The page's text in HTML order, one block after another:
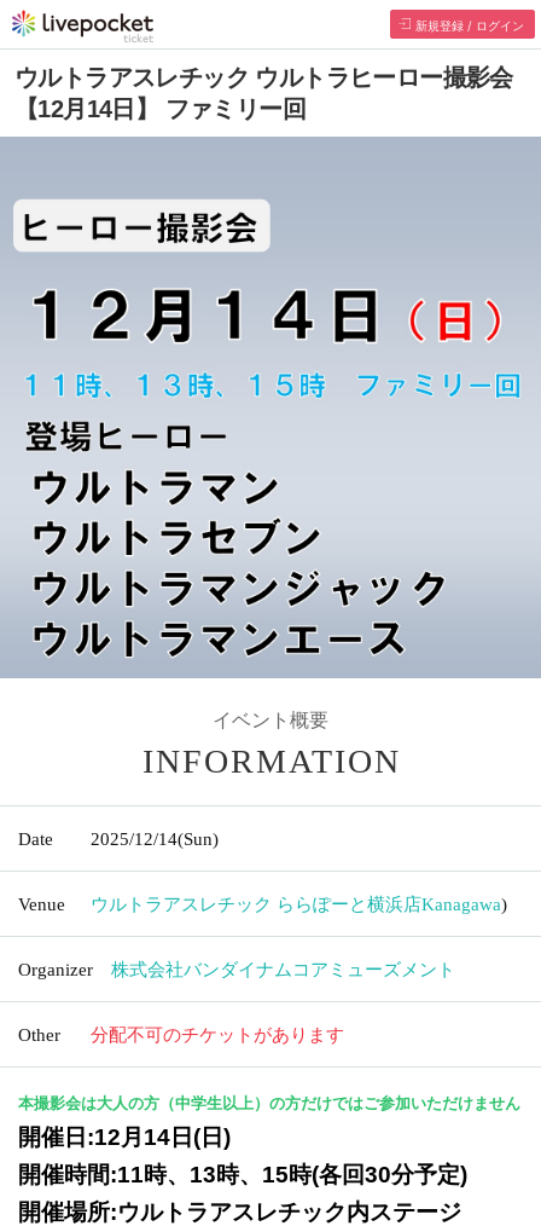
新規登録 / ログイン
ウルトラアスレチック ウルトラヒーロー撮影会
【12月14日】 ファミリー回
イベント概要
INFORMATION
Date 2025/12/14(Sun)
Venue ウルトラアスレチック ららぽーと横浜店Kanagawa)
Organizer 株式会社バンダイナムコアミューズメント
Other 分配不可のチケットがあります
本撮影会は大人の方（中学生以上）の方だけではご参加いただけません
開催日:12月14日(日)
開催時間:11時、13時、15時(各回30分予定)
開催場所:ウルトラアスレチック内ステージ